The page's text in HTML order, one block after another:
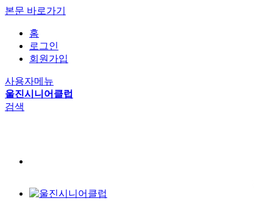
본문 바로가기
홈
로그인
회원가입
사용자메뉴
울진시니어클럽
검색